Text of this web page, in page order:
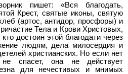
пишет: «Вся благодать,
Крест, святые иконы, святую
(артос, антидор, просфоры) и
Тела и Крови Христовых,
достоин этой благодати через
людям, дела милосердия и
христианских. Но если нет
спасет, она не действует
для нечестивых и мни­мых